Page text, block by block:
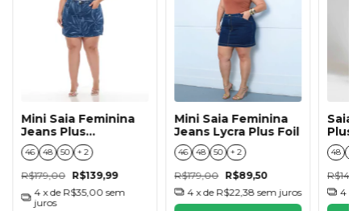
Mini Saia Feminina
Jeans Plus
Estampada
46 48 50 + 2
R$179,00
R$139,99
4 x de R$35,00 sem
juros
Mini Saia Feminina
Jeans Lycra Plus Foil
46 48 50 + 2
R$179,00 R$89,50
4 x de R$22,38 sem juros
Saia
Plus
48
4